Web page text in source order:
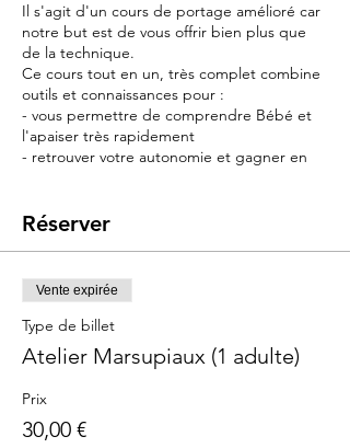
Il s'agit d'un cours de portage amélioré car
notre but est de vous offrir bien plus que
de la technique.
Ce cours tout en un, très complet combine
outils et connaissances pour :
- vous permettre de comprendre Bébé et
l'apaiser très rapidement
- retrouver votre autonomie et gagner en
avoir été perdue pendant la livraison
> portage niveau 1 : l'outil principal du
cours : indispensable pour soulager vos bras
et apaiser bébé
> sommeil niveau 1 : connaissances, outils et
astuces pour endormir bébé et le poser
sans le réveiller
> les pleurs : les reconnaître pour vite les
apaiser avec le langage corporel
Réserver
Vente expirée
Type de billet
Atelier Marsupiaux (1 adulte)
Prix
30,00 €